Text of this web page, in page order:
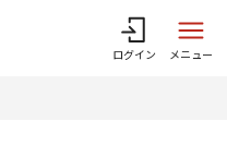
ログイン メニュー